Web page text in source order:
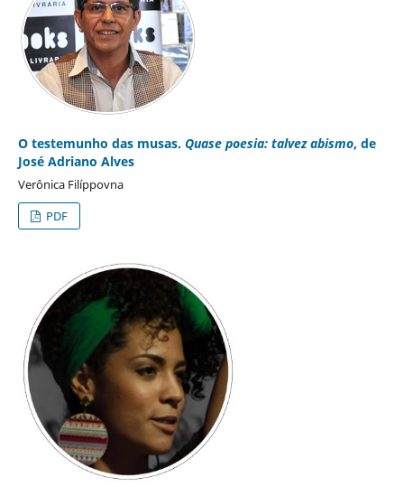
O testemunho das musas. Quase poesia: talvez abismo, de
José Adriano Alves
Verônica Filíppovna
PDF